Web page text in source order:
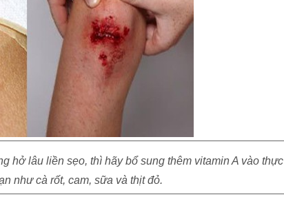
hở lâu liền sẹo, thì hãy bổ sung thêm vitamin A vào thực
như cà rốt, cam, sữa và thịt đỏ.